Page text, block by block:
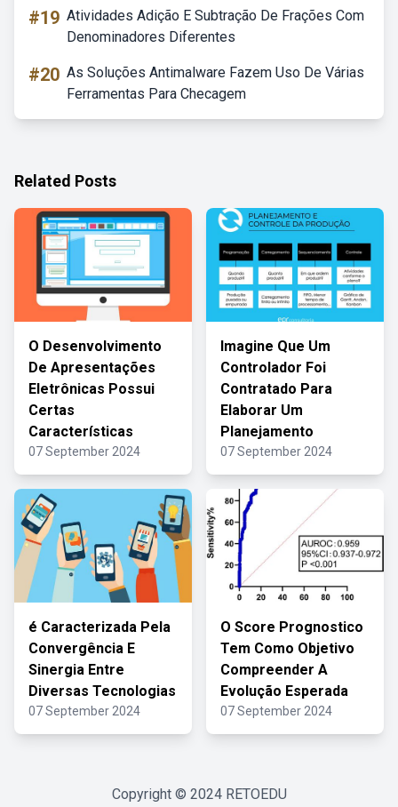
#19 Atividades Adição E Subtração De Frações Com
Denominadores Diferentes
#20 As Soluções Antimalware Fazem Uso De Várias
Ferramentas Para Checagem
Related Posts
O Desenvolvimento
De Apresentações
Eletrônicas Possui
Certas
Características
07 September 2024
Imagine Que Um
Controlador Foi
Contratado Para
Elaborar Um
Planejamento
07 September 2024
é Caracterizada Pela
Convergência E
Sinergia Entre
Diversas Tecnologias
07 September 2024
O Score Prognostico
Tem Como Objetivo
Compreender A
Evolução Esperada
07 September 2024
Copyright © 2024 RETOEDU